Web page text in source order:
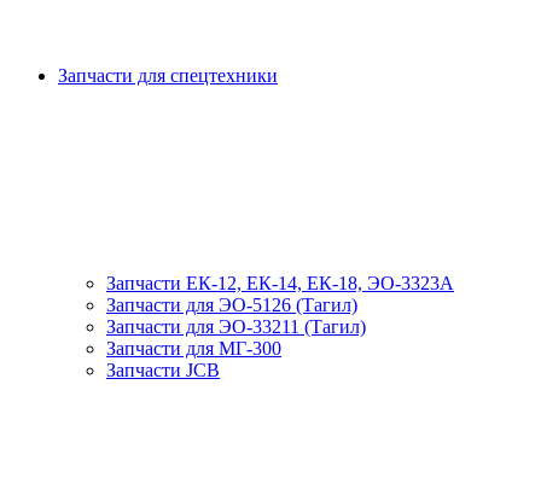
Запчасти для спецтехники
Запчасти ЕК-12, ЕК-14, ЕК-18, ЭО-3323А
Запчасти для ЭО-5126 (Тагил)
Запчасти для ЭО-33211 (Тагил)
Запчасти для МГ-300
Запчасти JCB